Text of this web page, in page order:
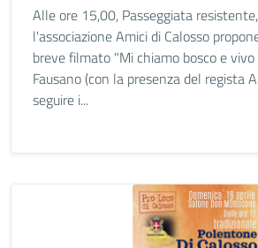
Alle ore 15,00, Passeggiata
l'associazione Amici di Calosso
breve filmato "Mi chiamo bosco e
Fausano (con la presenza del regista
seguire i...